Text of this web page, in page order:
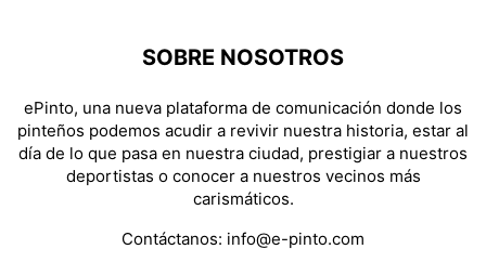
SOBRE NOSOTROS
ePinto, una nueva plataforma de comunicación donde los
pinteños podemos acudir a revivir nuestra historia, estar al
día de lo que pasa en nuestra ciudad, prestigiar a nuestros
deportistas o conocer a nuestros vecinos más
carismáticos.
Contáctanos: info@e-pinto.com